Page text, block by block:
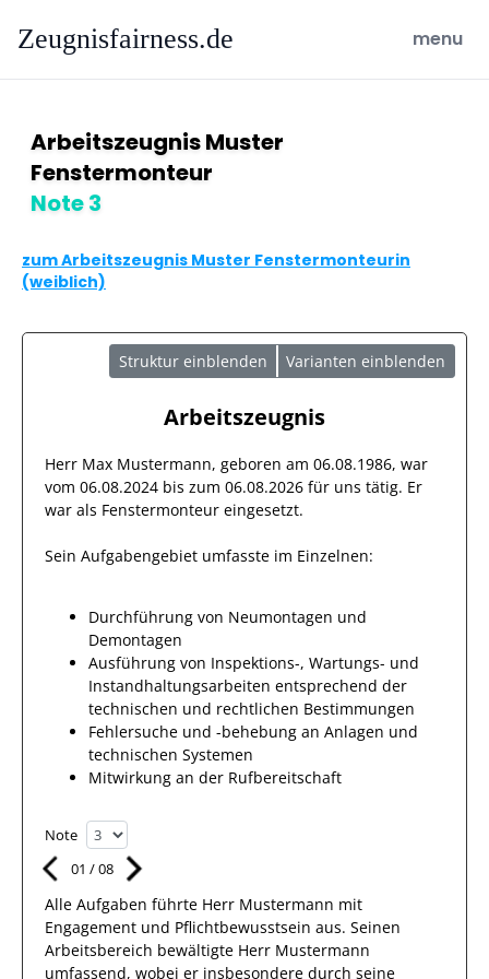
Zeugnisfairness.de open
menu
Arbeitszeugnis Muster
Fenstermonteur
Note 3
zum Arbeitszeugnis Muster Fenstermonteurin
(weiblich)
Struktur einblenden Varianten einblenden
Arbeitszeugnis
Herr Max Mustermann, geboren am 06.08.1986, war
vom 06.08.2024 bis zum 06.08.2026 für uns tätig. Er
war als Fenstermonteur eingesetzt.
Sein Aufgabengebiet umfasste im Einzelnen:
Durchführung von Neumontagen und
Demontagen
Ausführung von Inspektions-, Wartungs- und
Instandhaltungsarbeiten entsprechend der
technischen und rechtlichen Bestimmungen
Fehlersuche und -behebung an Anlagen und
technischen Systemen
Mitwirkung an der Rufbereitschaft
Note
01 /08
Alle Aufgaben führte Herr Mustermann mit
Engagement und Pflichtbewusstsein aus. Seinen
Arbeitsbereich bewältigte Herr Mustermann
umfassend, wobei er insbesondere durch seine